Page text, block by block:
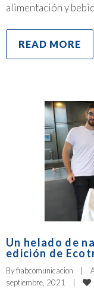
alimentación y
READ MORE
Un helado de
edición de
By fiabcomunicacion
septiembre, 2021